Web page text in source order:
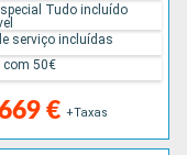
€ +Taxas
Tudo incluído
serviço incluídas
com 50€